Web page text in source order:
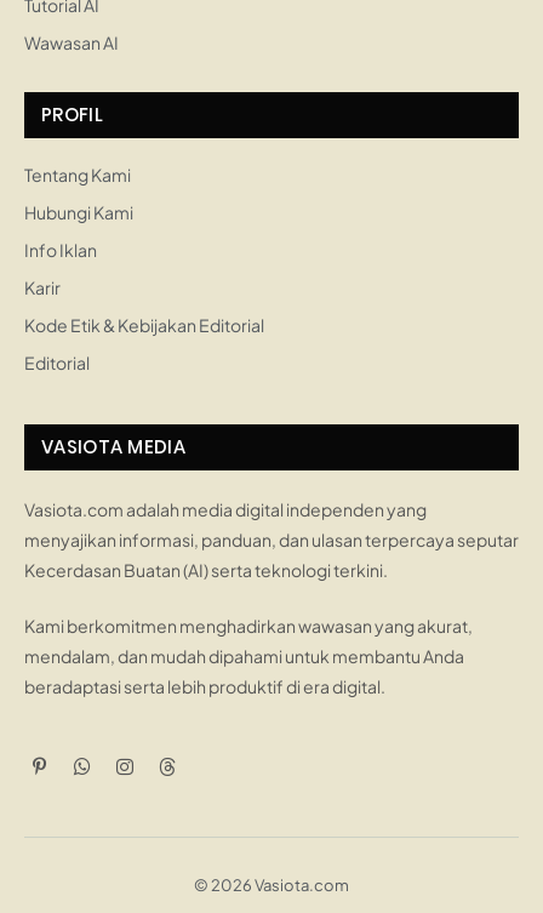
Tutorial AI
Wawasan AI
PROFIL
Tentang Kami
Hubungi Kami
Info Iklan
Karir
Kode Etik & Kebijakan Editorial
Editorial
VASIOTA MEDIA
Vasiota.com adalah media digital independen yang
menyajikan informasi, panduan, dan ulasan terpercaya seputar
Kecerdasan Buatan (AI) serta teknologi terkini.
Kami berkomitmen menghadirkan wawasan yang akurat,
mendalam, dan mudah dipahami untuk membantu Anda
beradaptasi serta lebih produktif di era digital.
PinterestWhatsApp
InstagramThreads
© 2026 Vasiota.com